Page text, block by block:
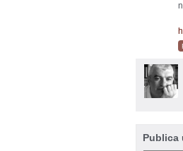
Publica